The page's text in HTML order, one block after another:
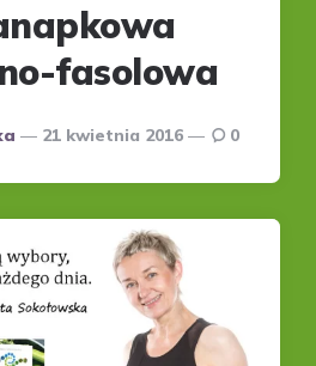
fasolowa
21 kwietnia 2016 0